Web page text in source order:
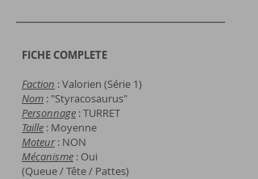
FICHE COMPLETE
Faction : Valorien (Série 1)
Nom : "Styracosaurus"
Personnage : TURRET
Taille : Moyenne
Moteur: NON
Mécanisme : Oui
(Queue / Tête / Pattes)